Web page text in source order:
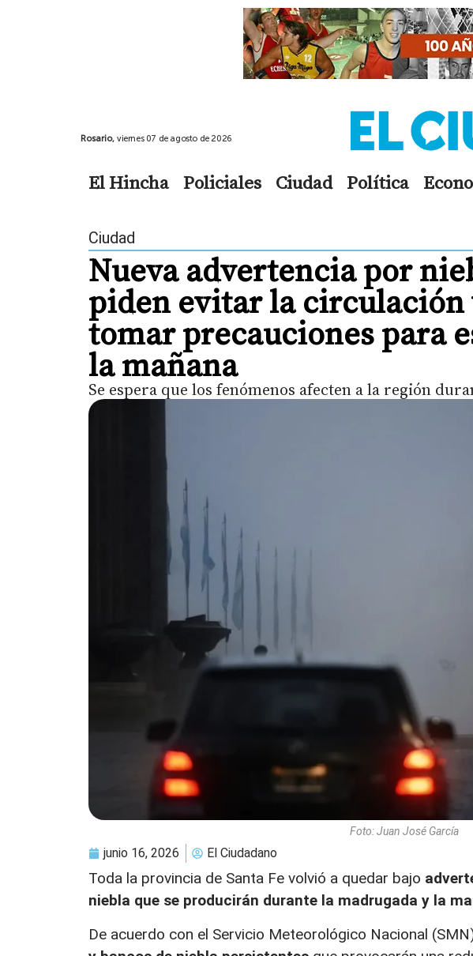
Rosario, viernes 07 de agosto de 2026
El Hincha Policiales Ciudad Política
Ciudad
Nueva advertencia por
piden evitar la
tomar precauciones para
la mañana
Se espera que los fenómenos afecten a la región
Foto: Juan José García
junio 16, 2026 El Ciudadano
Toda la provincia de Santa Fe volvió a quedar bajo
niebla que se producirán durante la madrugada y la
De acuerdo con el Servicio Meteorológico Nacional